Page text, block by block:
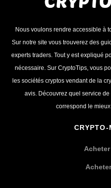
Nous voulons rendre accessible à
Sur notre site vous trouverez des
experts traders. Tout y est expliqué
nécessaire. Sur CryptoTips, vous
les sociétés cryptos vendant de la
avis. Découvrez quel service
correspond le